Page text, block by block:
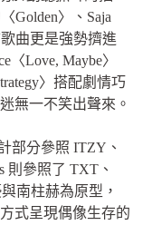
Golden〉、Saja
曲更是強勢擠進
Love, Maybe〉
〉搭配劇情巧
無一不笑出聲來。
部分參照 ITZY、
則參照了 TXT、
南柱赫為原型，
式呈現偶像生存的